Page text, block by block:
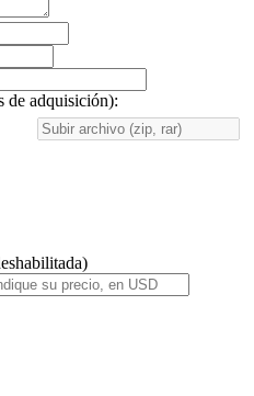
de adquisición):